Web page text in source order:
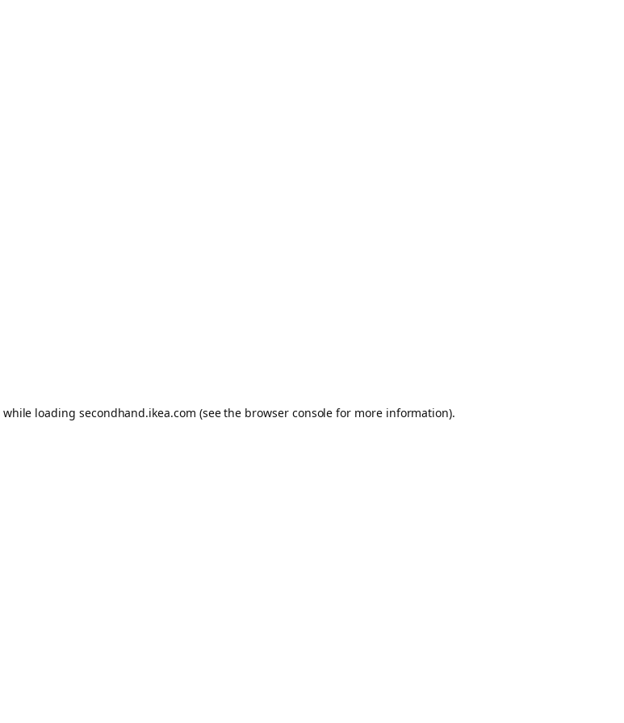
while loading secondhand.ikea.com (see the browser console for more information).